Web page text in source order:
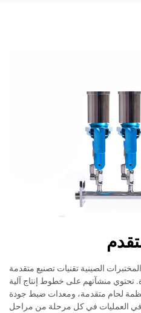
الصينية تقنيات تصنيع متقدمة
تحتوي منشآتهم على خطوط إنتاج آلية
لحام متقدمة، ومعدات ضبط جودة
في العمليات في كل مرحلة من مراحل